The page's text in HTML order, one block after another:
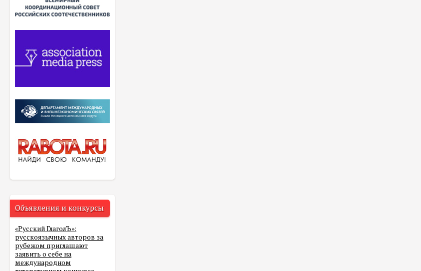
Объявления и конкурсы
«Русский ГлаголЪ»:
русскоязычных авторов за
рубежом приглашают
заявить о себе на
международном